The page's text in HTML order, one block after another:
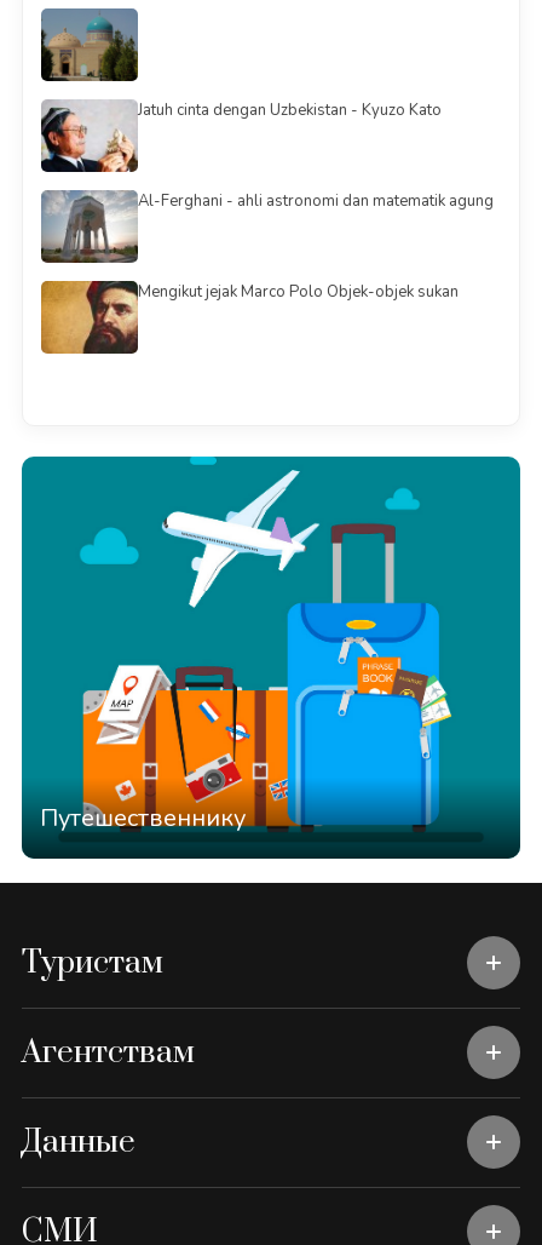
Jatuh cinta dengan Uzbekistan - Kyuzo Kato
Al-Ferghani - ahli astronomi dan matematik agung
Mengikut jejak Marco Polo Objek-objek sukan
Путешественнику
Туристам
Агентствам
Данные
СМИ